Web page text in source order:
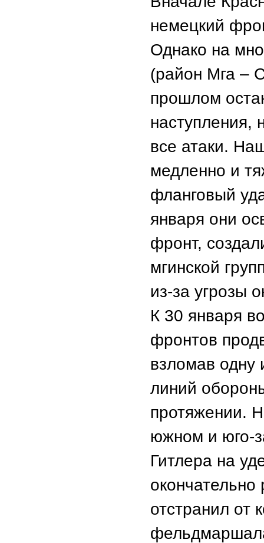
немецкий
Однако на
(район Мга –
прошлом
наступления,
все атаки.
медленно и
фланговый
января они
фронт,
мгинской
из-за угрозы
К 30 января
фронтов
взломав одну
линий
протяжении.
южном и юго-
Гитлера на
отстранил от